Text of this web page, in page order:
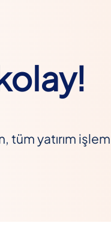
tüm yatırım